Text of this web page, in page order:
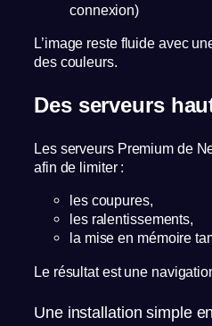
connexion)
L’image reste fluide avec
des couleurs.
Des serveurs
Les serveurs Premium de
afin de limiter :
les coupures,
les ralentissements,
la mise en mémoire
Le résultat est une
Une installation simple